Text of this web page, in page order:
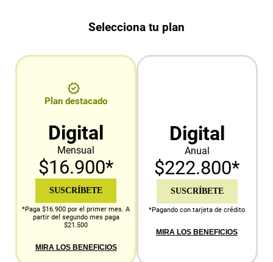
Selecciona tu plan
Plan destacado
Digital
Mensual
$16.900*
SUSCRÍBETE
*Paga $16.900 por el primer mes. A
partir del segundo mes paga
$21.500
MIRA LOS BENEFICIOS
Digital
Anual
$222.800*
SUSCRÍBETE
*Pagando con tarjeta de crédito
MIRA LOS BENEFICIOS